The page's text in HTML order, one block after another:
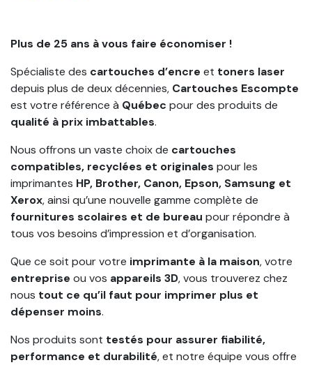
Plus de 25 ans à vous faire économiser !
Spécialiste des cartouches d’encre et toners laser
depuis plus de deux décennies, Cartouches Escompte
est votre référence à Québec pour des produits de
qualité à prix imbattables.
Nous offrons un vaste choix de cartouches
compatibles, recyclées et originales pour les
imprimantes HP, Brother, Canon, Epson, Samsung et
Xerox, ainsi qu’une nouvelle gamme complète de
fournitures scolaires et de bureau pour répondre à
tous vos besoins d’impression et d’organisation.
Que ce soit pour votre imprimante à la maison, votre
entreprise ou vos appareils 3D, vous trouverez chez
nous tout ce qu’il faut pour imprimer plus et
dépenser moins.
Nos produits sont testés pour assurer fiabilité,
performance et durabilité, et notre équipe vous offre